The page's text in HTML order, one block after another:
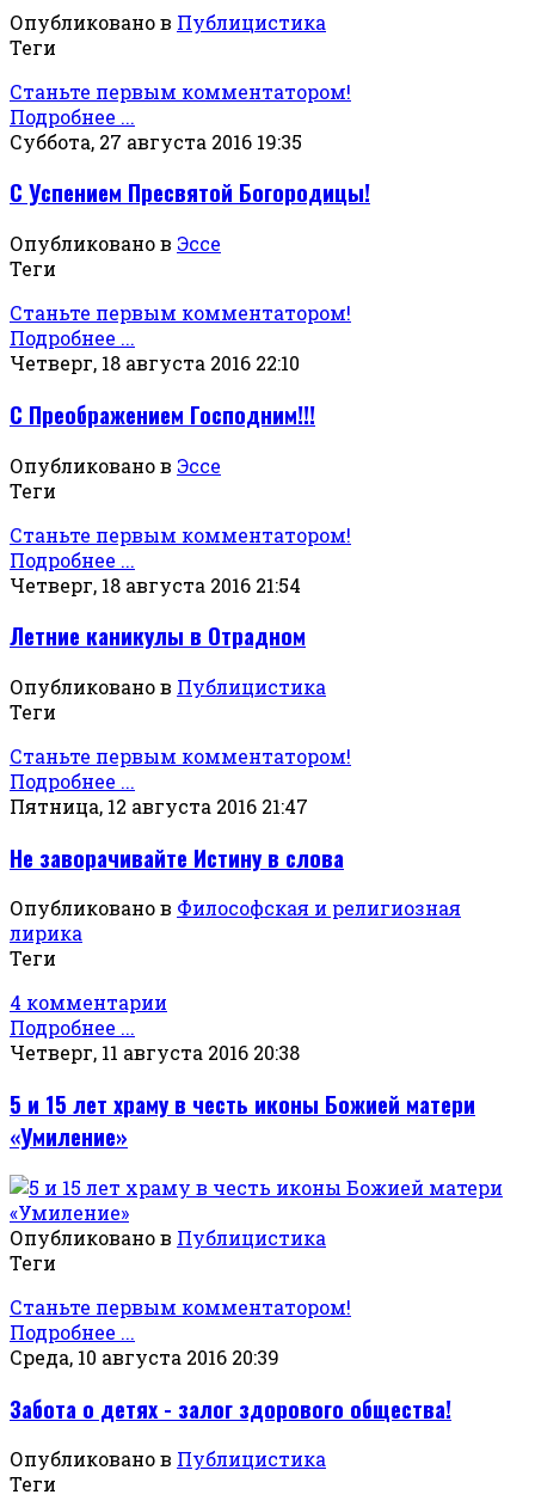
Опубликовано в Публицистика
Теги
Станьте первым комментатором!
Подробнее ...
Суббота, 27 августа 2016 19:35
С Успением Пресвятой Богородицы!
Опубликовано в Эссе
Теги
Станьте первым комментатором!
Подробнее ...
Четверг, 18 августа 2016 22:10
С Преображением Господним!!!
Опубликовано в Эссе
Теги
Станьте первым комментатором!
Подробнее ...
Четверг, 18 августа 2016 21:54
Летние каникулы в Отрадном
Опубликовано в Публицистика
Теги
Станьте первым комментатором!
Подробнее ...
Пятница, 12 августа 2016 21:47
Не заворачивайте Истину в слова
Опубликовано в Философская и религиозная
лирика
Теги
4 комментарии
Подробнее ...
Четверг, 11 августа 2016 20:38
5 и 15 лет храму в честь иконы Божией матери
«Умиление»
Опубликовано в Публицистика
Теги
Станьте первым комментатором!
Подробнее ...
Среда, 10 августа 2016 20:39
Забота о детях - залог здорового общества!
Опубликовано в Публицистика
Теги